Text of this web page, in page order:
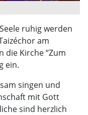
ruhig werden
am
die Kirche “Zum
ein.
singen und
mit Gott
sind herzlich